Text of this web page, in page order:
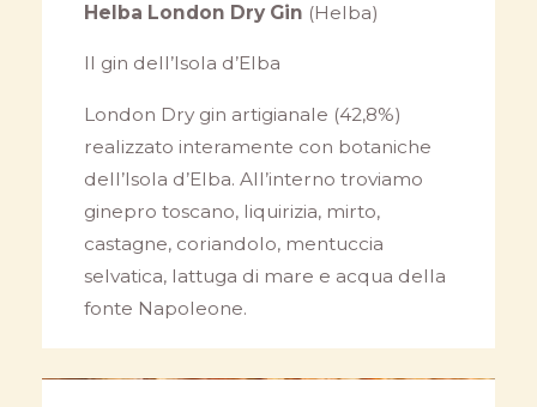
Helba London Dry Gin (Helba)
Il gin dell’Isola d’Elba
London Dry gin artigianale (42,8%)
realizzato interamente con botaniche
dell’Isola d’Elba. All’interno troviamo
ginepro toscano, liquirizia, mirto,
castagne, coriandolo, mentuccia
selvatica, lattuga di mare e acqua della
fonte Napoleone.